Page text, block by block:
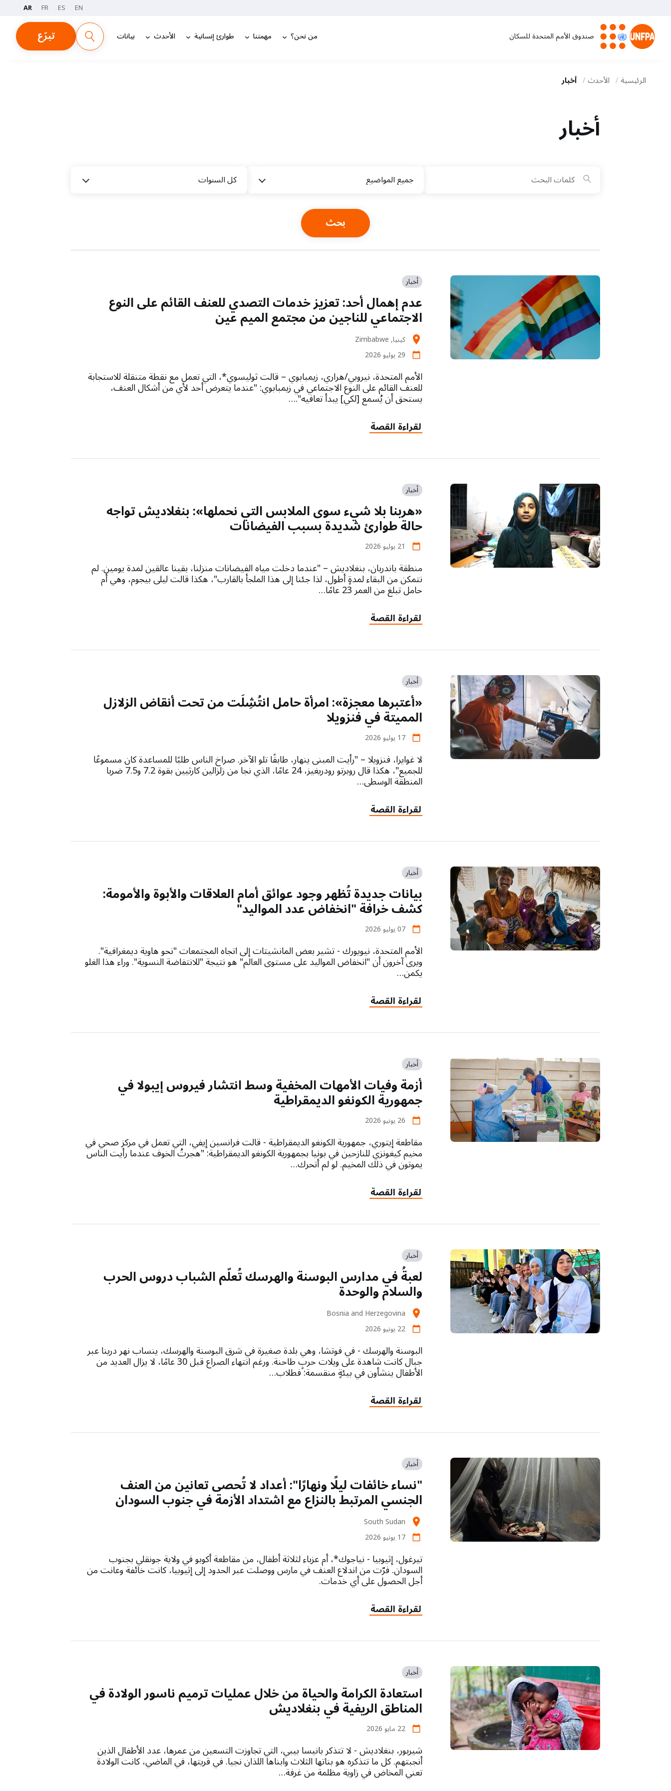
المحتوى
الرئيسي
EN
ES
FR
AR
صندوق الأمم المتحدة للسكان من نحن؟ مهمتنا طوارئ إنسانية الأحدث بيانات تبرّع
الرئيسية الأحدث أخبار
أخبار
جميع المواضيع كل السنوات
أخبار
عدم إهمال أحد: تعزيز خدمات التصدي للعنف القائم على النوع
الاجتماعي للناجين من مجتمع الميم عين
location_on كينيا, Zimbabwe
calendar_today 29 يوليو 2026
الأمم المتحدة، نيروبي/هراري، زيمبابوي – قالت ثوليسوي*، التي تعمل مع نقطة متنقلة للاستجابة
للعنف القائم على النوع الاجتماعي في زيمبابوي: "عندما يتعرض أحد لأي من أشكال العنف،
يستحق أن يُسمع [لكي] يبدأ تعافيه".…
لقراءة القصة
أخبار
«هربنا بلا شيء سوى الملابس التي نحملها»: بنغلاديش تواجه
حالة طوارئ شديدة بسبب الفيضانات
calendar_today 21 يوليو 2026
منطقة باندربان، بنغلاديش – "عندما دخلت مياه الفيضانات منزلنا، بقينا عالقين لمدة يومين. لم
نتمكن من البقاء لمدةٍ أطول، لذا جئنا إلى هذا الملجأ بالقارب"، هكذا قالت ليلى بيجوم، وهي أم
حامل تبلغ من العمر 23 عامًا…
لقراءة القصة
أخبار
«أعتبرها معجزة»: امرأة حامل انتُشِلَت من تحت أنقاض الزلازل
المميتة في فنزويلا
calendar_today 17 يوليو 2026
لا غوايرا، فنزويلا – "رأيت المبنى ينهار، طابقًا تلو الآخر. صراخ الناس طلبًا للمساعدة كان مسموعًا
للجميع"، هكذا قال روبرتو رودريغيز، 24 عامًا، الذي نجا من زلزالين كارثيين بقوة 7.2 و7.5 ضربا
المنطقة الوسطى…
لقراءة القصة
أخبار
بيانات جديدة تُظهر وجود عوائق أمام العلاقات والأبوة والأمومة:
كشف خرافة "انخفاض عدد المواليد"
calendar_today 07 يوليو 2026
الأمم المتحدة، نيويورك - تشير بعض المانشيتات إلى اتجاه المجتمعات "نحو هاوية ديمغرافية".
ويرى آخرون أن "انخفاض المواليد على مستوى العالم" هو نتيجة "للانتفاضة النسوية". وراء هذا الغلو
يكمن…
لقراءة القصة
أخبار
أزمة وفيات الأمهات المخفية وسط انتشار فيروس إيبولا في
جمهورية الكونغو الديمقراطية
calendar_today 26 يونيو 2026
مقاطعة إيتوري، جمهورية الكونغو الديمقراطية - قالت فرانسين إيفي، التي تعمل في مركز صحي في
مخيم كيغونزي للنازحين في بونيا بجمهورية الكونغو الديمقراطية: "هجرتُ الخوف عندما رأيت الناس
يموتون في ذلك المخيم. لو لم أتحرك…
لقراءة القصة
أخبار
لعبةُ في مدارس البوسنة والهرسك تُعلّم الشباب دروس الحرب
والسلام والوحدة
location_on
Bosnia and Herzegovina
calendar_today 22 يونيو 2026
البوسنة والهرسك - في فوتشا، وهي بلدة صغيرة في شرق البوسنة والهرسك، ينساب نهر درينا عبر
جبال كانت شاهدة على ويلات حربٍ طاحنة. ورغم انتهاء الصراع قبل 30 عامًا، لا يزال العديد من
الأطفال ينشأون في بيئةٍ منقسمة: فطلاب…
لقراءة القصة
أخبار
"نساء خائفات ليلًا ونهارًا": أعداد لا تُحصى تعانين من العنف
الجنسي المرتبط بالنزاع مع اشتداد الأزمة في جنوب السودان
location_on
South Sudan
calendar_today 17 يونيو 2026
تيرغول، إثيوبيا - نياجوك*، أم عزباء لثلاثة أطفال، من مقاطعة أكوبو في ولاية جونقلي بجنوب
السودان. فرّت من اندلاع العنف في مارس ووصلت عبر الحدود إلى إثيوبيا، كانت خائفة وعانت من
أجل الحصول على أي خدمات.
لقراءة القصة
أخبار
استعادة الكرامة والحياة من خلال عمليات ترميم ناسور الولادة في
المناطق الريفية في بنغلاديش
calendar_today 22 مايو 2026
شيربور، بنغلاديش - لا تتذكر بانيسا بيبي، التي تجاوزت التسعين من عمرها، عدد الأطفال الذين
أنجبتهم. كل ما تتذكره هو بناتها الثلاث وابناها اللذان نجيا. في قريتها، في الماضي، كانت الولادة
تعني المخاض في زاوية مظلمة من غرفة…